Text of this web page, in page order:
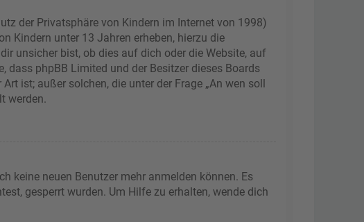
der Privatsphäre von Kindern im Internet von 1998)
Kindern unter 13 Jahren erheben, hierzu die
unsicher bist, ob dies auf dich oder die Website, auf
dass phpBB Limited und der Besitzer dieses Boards
ist; außer solchen, die unter der Frage „An wen soll
werden.
keine neuen Benutzer mehr anmelden können. Es
gesperrt wurden. Um Hilfe zu erhalten, wende dich